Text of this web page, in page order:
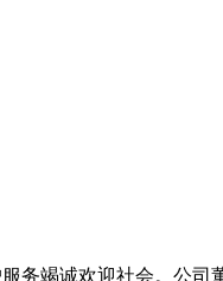
竭诚欢迎社会。公司